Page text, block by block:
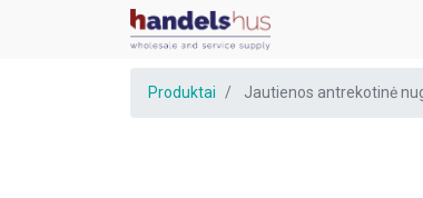
Produktai Jautienos antrekotinė